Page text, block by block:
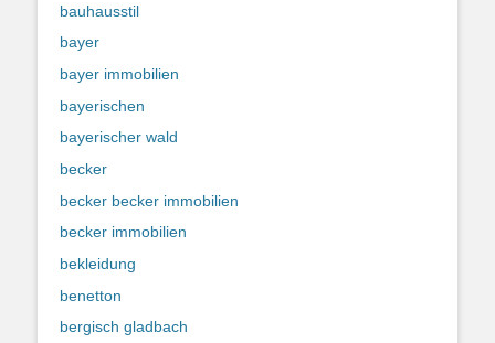
bauhausstil
bayer
bayer immobilien
bayerischen
bayerischer wald
becker
becker becker immobilien
becker immobilien
bekleidung
benetton
bergisch gladbach